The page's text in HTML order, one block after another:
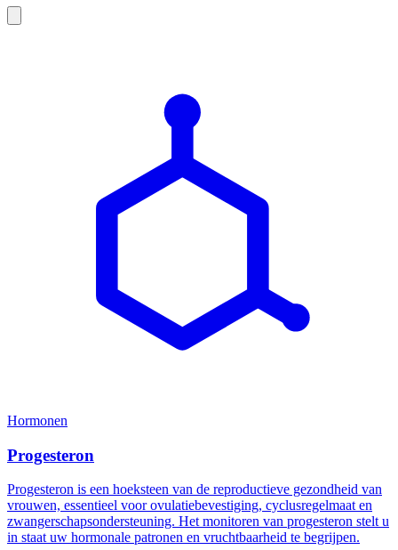
Hormonen
Progesteron
Progesteron is een hoeksteen van de reproductieve gezondheid van
vrouwen, essentieel voor ovulatiebevestiging, cyclusregelmaat en
zwangerschapsondersteuning. Het monitoren van progesteron stelt u
in staat uw hormonale patronen en vruchtbaarheid te begrijpen.